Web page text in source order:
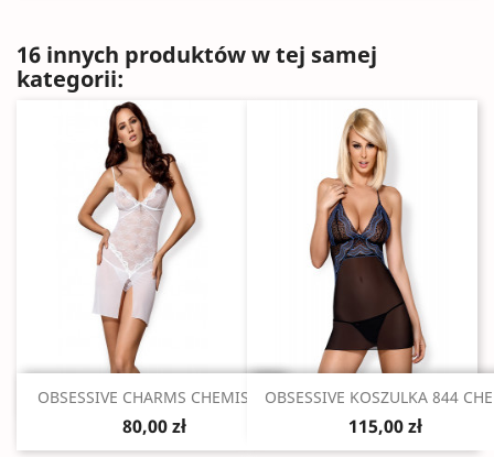
16 innych produktów w tej samej
kategorii:
Szybki podgląd
OBSESSIVE CHARMS CHEMISE...
80,00 zł
Szybki podgląd
OBSESSIVE KOSZULKA 844
115,00 zł